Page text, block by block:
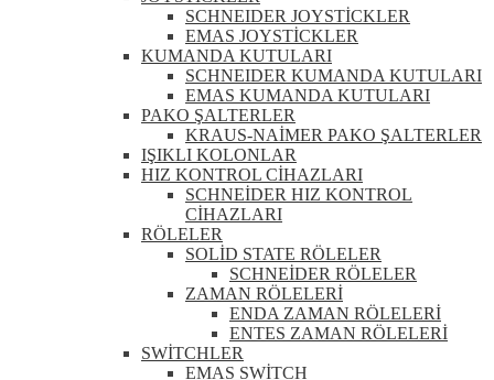
SCHNEIDER JOYSTİCKLER
EMAS JOYSTİCKLER
KUMANDA KUTULARI
SCHNEIDER KUMANDA KUTULARI
EMAS KUMANDA KUTULARI
PAKO ŞALTERLER
KRAUS-NAİMER PAKO ŞALTERLER
IŞIKLI KOLONLAR
HIZ KONTROL CİHAZLARI
SCHNEİDER HIZ KONTROL
CİHAZLARI
RÖLELER
SOLİD STATE RÖLELER
SCHNEİDER RÖLELER
ZAMAN RÖLELERİ
ENDA ZAMAN RÖLELERİ
ENTES ZAMAN RÖLELERİ
SWİTCHLER
EMAS SWİTCH